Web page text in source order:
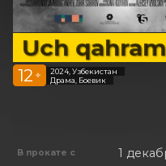
Uch
12 +
2024, Узбекистан
Драма, Боевик
В прокате с 1